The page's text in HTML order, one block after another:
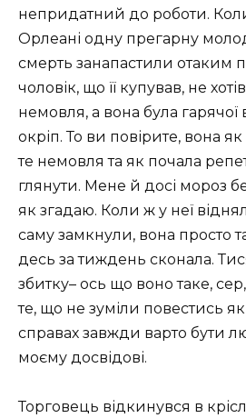
непридатний до роботи.
Орлеані одну прегарну
смерть занапастили отаким
чоловік, що її купував, не
немовля, а вона була гарячої
окріп. То ви повірите, вона
те немовля та як почала
глянути. Мене й досі мороз
як згадаю. Коли ж у неї
саму замкнули, вона просто
десь за тиждень сконала.
збитку– ось що воно таке,
те, що не зуміли повестись як
справах завжди варто бути
моєму досвідові.
Торговець відкинувся в